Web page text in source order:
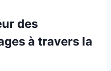
des
à travers la